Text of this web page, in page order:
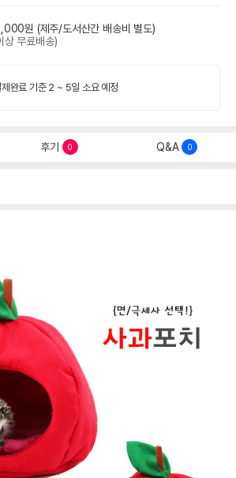
원 (제주/도서산간 배송비 별도)
상 무료배송)
완료 기준 2 ~ 5일 소요 예정
후기 0 Q&A 0